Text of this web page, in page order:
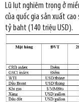
Lũ lụt nghiêm trọng ở
của quốc gia sản xuất
tỷ baht (140 triệu USD).